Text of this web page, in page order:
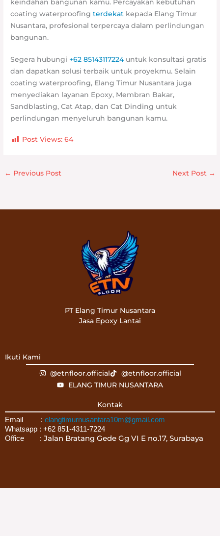
keindahan bangunan kamu. Percayakan kebutuhan
coating waterproofingterdekat kepada Elang Timur
Nusantara, profesional terpercaya dalam perlindungan
bangunan.
Segera hubungi +62 85143117224untuk konsultasi gratis
dan dapatkan solusi terbaik untuk proyekmu. Selain
coating waterproofing, Elang Timur Nusantara juga
menyediakan layanan Epoxy, Membran Bakar,
Sandblasting, Cat Atap, dan Cat Dinding untuk
perlindungan menyeluruh bangunan kamu.
Post Views: 64
← Previous Post Next Post →
PT Elang Timur Nusantara
Jasa Epoxy Lantai
Ikuti Kami
@etnfloor.official
@etnfloor.official
ELANG TIMUR NUSANTARA
Kontak
Email : elangtimurnusantara10m@gmail.com
Whatsapp : +62 851-4311-7224
Office : Jalan Bratang Gede Gg VI E no.17, Surabaya